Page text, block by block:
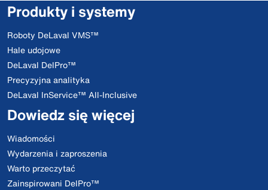
Produkty i systemy
Roboty DeLaval VMS™
Hale udojowe
DeLaval DelPro™
Precyzyjna analityka
DeLaval InService™ All-Inclusive
Dowiedz się więcej
Wiadomości
Wydarzenia i zaproszenia
Warto przeczytać
Zainspirowani DelPro™